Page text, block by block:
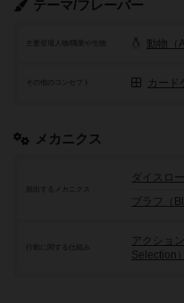
テーマ/フレーバー
動物（
その他のコンセプト カード
メカニクス
頻出するメカニクス
ダイスロ
ブラフ（
行動に関する仕組み
アクショ
Selection）